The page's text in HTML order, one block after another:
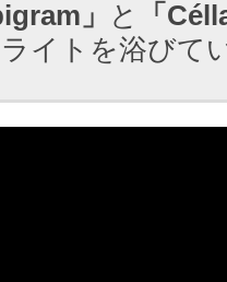
」 と
「
イトを浴びて